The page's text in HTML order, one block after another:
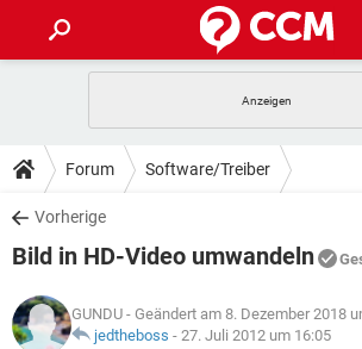
ANDROID IOS
WINDOWS 10
WHATSAPP TIKTOK
FACEBOOK
TIPPS & TRICKS
SPIELE
WHATSAPP TIKTOK
DOWNLOADS
SPIELE
ANDROID
WINDOWS 10 INSTAGRAM
SPIELE
LEXIKON
Forum Software/Treiber
Vorherige
Bild in HD-Video umwandeln
GUNDU - Geändert am 8. Dezember 2018
jedtheboss - 27. Juli 2012 um 16:05